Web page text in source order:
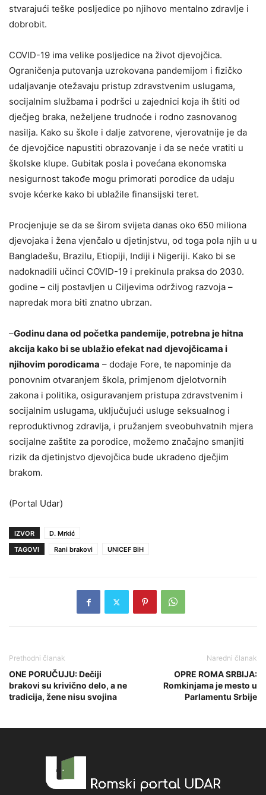
stvarajući teške posljedice po njihovo mentalno zdravlje i
dobrobit.
COVID-19 ima velike posljedice na život djevojčica.
Ograničenja putovanja uzrokovana pandemijom i fizičko
udaljavanje otežavaju pristup zdravstvenim uslugama,
socijalnim službama i podršci u zajednici koja ih štiti od
dječjeg braka, neželjene trudnoće i rodno zasnovanog
nasilja. Kako su škole i dalje zatvorene, vjerovatnije je da
će djevojčice napustiti obrazovanje i da se neće vratiti u
školske klupe. Gubitak posla i povećana ekonomska
nesigurnost takođe mogu primorati porodice da udaju
svoje kćerke kako bi ublažile finansijski teret.
Procjenjuje se da se širom svijeta danas oko 650 miliona
djevojaka i žena vjenčalo u djetinjstvu, od toga pola njih u u
Bangladešu, Brazilu, Etiopiji, Indiji i Nigeriji. Kako bi se
nadoknadili učinci COVID-19 i prekinula praksa do 2030.
godine – cilj postavljen u Ciljevima održivog razvoja –
napredak mora biti znatno ubrzan.
–Godinu dana od početka pandemije, potrebna je hitna
akcija kako bi se ublažio efekat nad djevojčicama i
njihovim porodicama – dodaje Fore, te napominje da
ponovnim otvaranjem škola, primjenom djelotvornih
zakona i politika, osiguravanjem pristupa zdravstvenim i
socijalnim uslugama, uključujući usluge seksualnog i
reproduktivnog zdravlja, i pružanjem sveobuhvatnih mjera
socijalne zaštite za porodice, možemo značajno smanjiti
rizik da djetinjstvo djevojčica bude ukradeno dječjim
brakom.
(Portal Udar)
IZVOR
D. Mrkić
TAGOVI
Rani brakovi UNICEF BiH
Prethodni članak
ONE PORUČUJU: Dečiji
brakovi su krivično delo, a ne
tradicija, žene nisu svojina
Naredni članak
OPRE ROMA SRBIJA:
Romkinjama je mesto u
Parlamentu Srbije